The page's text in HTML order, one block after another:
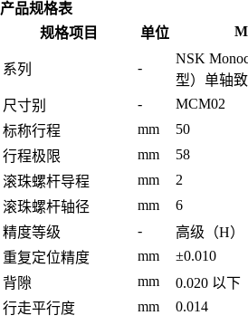
产品规格表
规格项目
单位
系列 -
NSK
型）单轴
尺寸别
-
MCM02
标称行程
mm
50
行程极限
mm
58
滚珠螺杆导程
mm
2
滚珠螺杆轴径
mm
6
精度等级
-
高级（H）
重复定位精度
mm
±0.010
背隙
mm
0.020 以下
行走平行度
mm
0.014